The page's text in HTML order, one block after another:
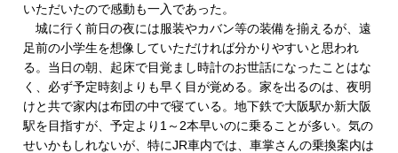
いただいたので感動も一入であった。
城に行く前日の夜には服装やカバン等の装備を揃えるが、遠
足前の小学生を想像していただければ分かりやすいと思われ
る。当日の朝、起床で目覚まし時計のお世話になったことはな
く、必ず予定時刻よりも早く目が覚める。家を出るのは、夜明
けと共で家内は布団の中で寝ている。地下鉄で大阪駅か新大阪
駅を目指すが、予定より1～2本早いのに乗ることが多い。気の
せいかもしれないが、特にJR車内では、車掌さんの乗換案内は